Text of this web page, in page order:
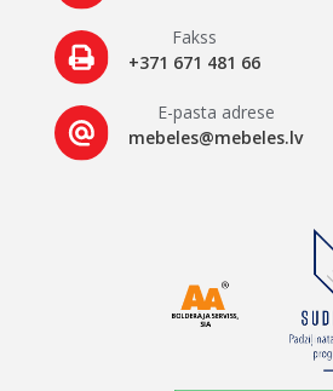
Fakss
+371 671 481 66
E-pasta adrese
mebeles@mebeles.lv